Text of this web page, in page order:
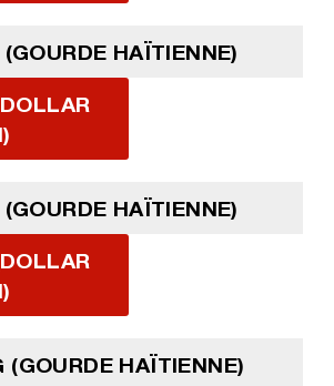
HAÏTIENNE)
HAÏTIENNE)
(GOURDE HAÏTIENNE)